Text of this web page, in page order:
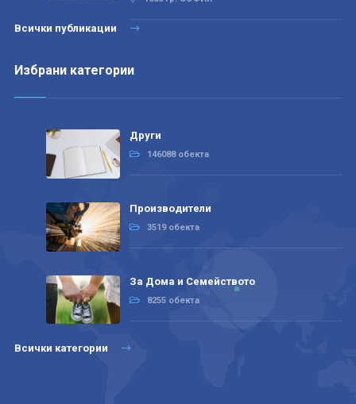
Всички публикации
Избрани категории
Други
146088 обекта
Производители
3519 обекта
За Дома и Семейството
8255 обекта
Всички категории